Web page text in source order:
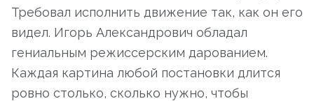
Требовал исполнить движение так, как он его
видел. Игорь Александрович обладал
гениальным режиссерским дарованием.
Каждая картина любой постановки длится
ровно столько, сколько нужно, чтобы